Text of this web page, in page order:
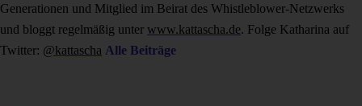
Generationen und Mitglied im Beirat des Whistleblower-Netzwerks
und bloggt regelmäßig unter www.kattascha.de. Folge Katharina auf
Twitter: @kattascha Alle Beiträge